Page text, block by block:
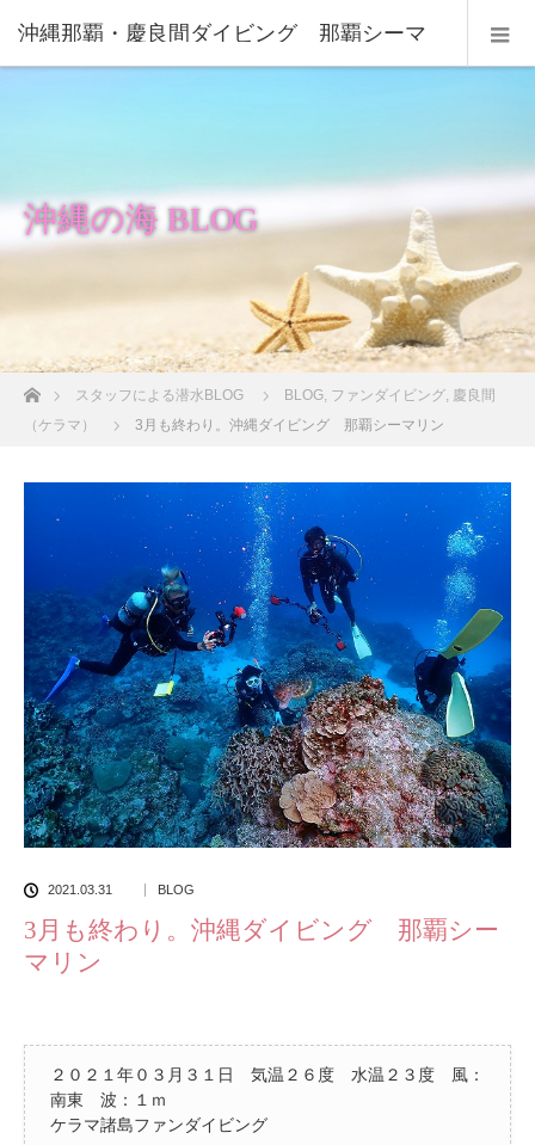
沖縄那覇・慶良間ダイビング 那覇シーマ
沖縄の海 BLOG
ホームスタッフによる潜水BLOG BLOG, ファンダイビング, 慶良間
（ケラマ）
3月も終わり。沖縄ダイビング 那覇シーマリン
2021.03.31 BLOG
3月も終わり。沖縄ダイビング 那覇シー
マリン
２０２１年０３月３１日 気温２６度 水温２３度 風：
南東 波：１ｍ
ケラマ諸島ファンダイビング